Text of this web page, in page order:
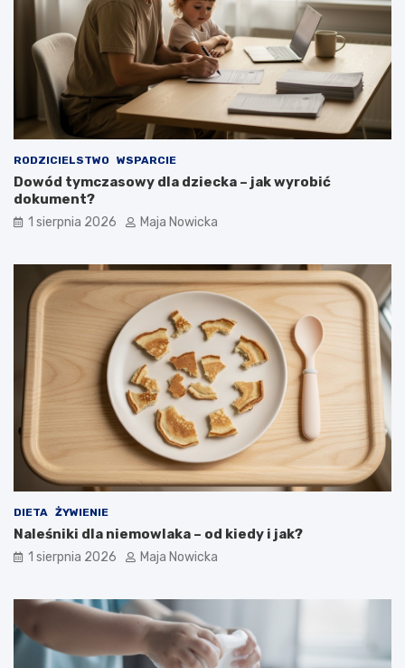
RODZICIELSTWO WSPARCIE
Dowód tymczasowy dla dziecka – jak wyrobić
dokument?
1 sierpnia 2026 Maja Nowicka
DIETA ŻYWIENIE
Naleśniki dla niemowlaka – od kiedy i jak?
1 sierpnia 2026 Maja Nowicka